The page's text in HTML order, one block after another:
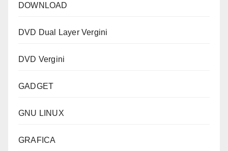
DOWNLOAD
DVD Dual Layer Vergini
DVD Vergini
GADGET
GNU LINUX
GRAFICA